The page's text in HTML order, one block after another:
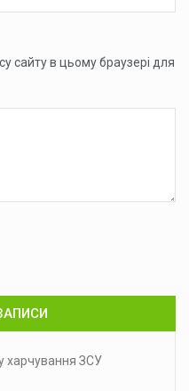
сайту в цьому браузері для
харчування ЗСУ